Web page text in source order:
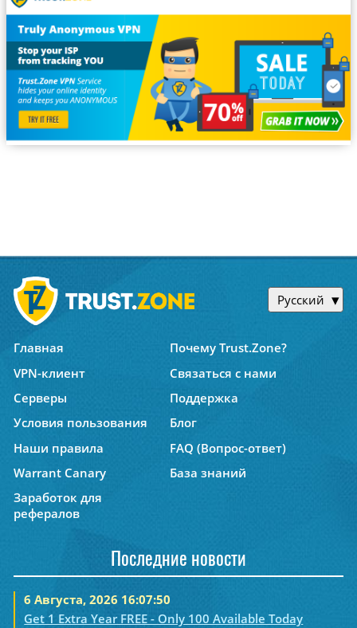
Русский
Главная
Почему Trust.Zone?
VPN-клиент
Связаться с нами
Серверы
Поддержка
Условия пользования
Блог
Наши правила
FAQ (Вопрос-ответ)
Warrant Canary
База знаний
Заработок для
рефералов
Последние новости
6 Августа, 2026 16:07:50
Get 1 Extra Year FREE - Only 100 Available Today